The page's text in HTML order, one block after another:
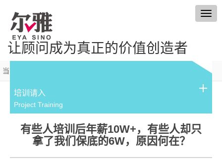
让顾问成为真正的价值创造者
当前位置：
培训请入
Project Training
有些人培训后年薪10W+，有些人却只
拿了我们保底的6W，原因何在？